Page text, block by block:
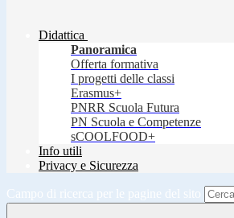
Didattica
Panoramica
Offerta formativa
I progetti delle classi
Erasmus+
PNRR Scuola Futura
PN Scuola e Competenze
sCOOLFOOD+
Info utili
Privacy e Sicurezza
Campo di ricerca per le pagine del sito